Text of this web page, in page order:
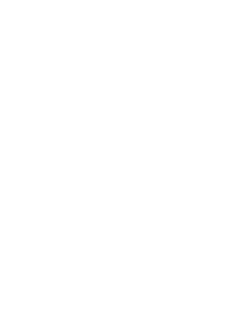
19
07, 100kom
oblika. Jednobojne, pastelne
100kom količina
mrežama